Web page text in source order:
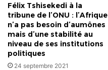
Félix Tshisekedi à la
tribune de l’ONU : l’Afrique
n’a pas besoin d’aumônes
mais d’une stabilité au
niveau de ses institutions
politiques
24 septembre 2021